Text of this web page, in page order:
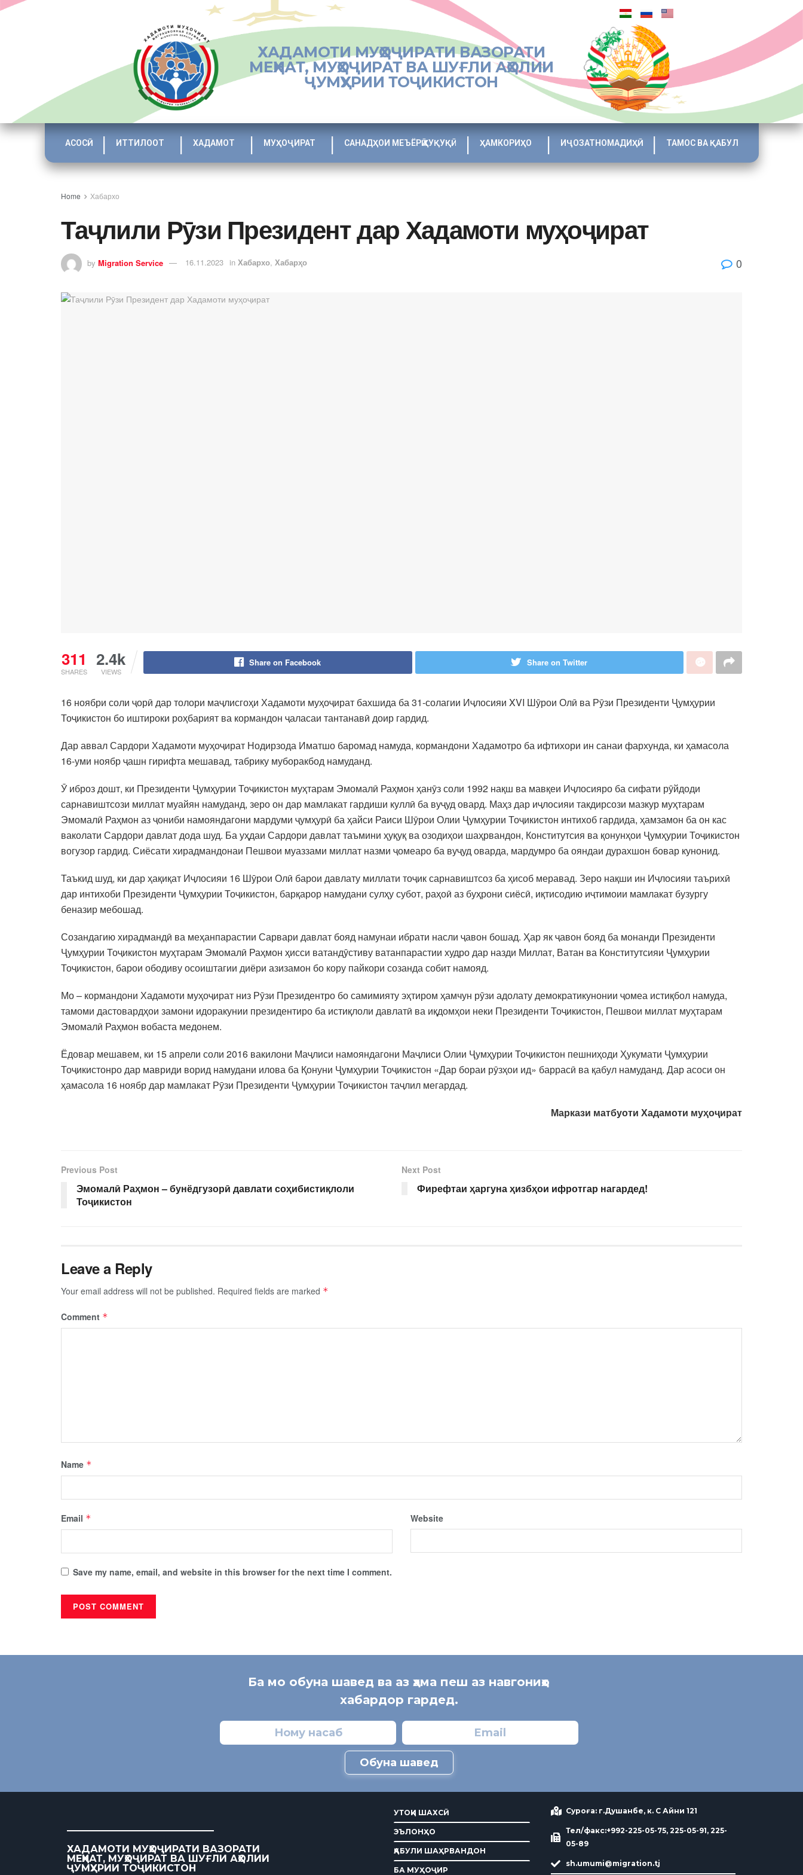
ХАДАМОТИ МУҲОҶИРАТИ ВАЗОРАТИ
МЕҲНАТ, МУҲОҶИРАТ ВА ШУҒЛИ АҲОЛИИ
ҶУМҲУРИИ ТОҶИКИСТОН
АСОСӢ ИТТИЛООТ ХАДАМОТ МУҲОҶИРАТ САНАДҲОИ МЕЪЁРӢ ҲУҚУҚӢ ҲАМКОРИҲО ИҶОЗАТНОМАДИҲӢ ТАМОС ВА ҚАБУЛ
Home Хабархо
Таҷлили Рӯзи Президент дар Хадамоти муҳоҷират
by Migration Service 16.11.2023 in Хабархо, Хабарҳо 0
311
SHARES
2.4k
VIEWS
Share on Facebook Share on Twitter
16 ноябри соли ҷорӣ дар толори маҷлисгоҳи Хадамоти муҳоҷират бахшида ба 31-солагии Иҷлосияи XVI Шӯрои Олӣ ва Рӯзи Президенти Ҷумҳурии
Тоҷикистон бо иштироки роҳбарият ва кормандон ҷаласаи тантанавӣ доир гардид.
Дар аввал Сардори Хадамоти муҳоҷират Нодирзода Иматшо баромад намуда, кормандони Хадамотро ба ифтихори ин санаи фархунда, ки ҳамасола
16-уми ноябр ҷашн гирифта мешавад, табрику муборакбод намуданд.
Ӯ иброз дошт, ки Президенти Ҷумҳурии Тоҷикистон муҳтарам Эмомалӣ Раҳмон ҳанӯз соли 1992 нақш ва мавқеи Иҷлосияро ба сифати рӯйдоди
сарнавиштсози миллат муайян намуданд, зеро он дар мамлакат гардиши куллӣ ба вуҷуд овард. Маҳз дар иҷлосияи такдирсози мазкур муҳтарам
Эмомалӣ Раҳмон аз ҷониби намояндагони мардуми ҷумҳурӣ ба ҳайси Раиси Шӯрои Олии Ҷумҳурии Тоҷикистон интихоб гардида, ҳамзамон ба он кас
ваколати Сардори давлат дода шуд. Ба уҳдаи Сардори давлат таъмини ҳуқуқ ва озодиҳои шаҳрвандон, Конститутсия ва қонунҳои Ҷумҳурии Тоҷикистон
вогузор гардид. Сиёсати хирадмандонаи Пешвои муаззами миллат назми ҷомеаро ба вуҷуд оварда, мардумро ба ояндаи дурахшон бовар кунонид.
Таъкид шуд, ки дар ҳақиқат Иҷлосияи 16 Шӯрои Олӣ барои давлату миллати тоҷик сарнавиштсоз ба ҳисоб меравад. Зеро нақши ин Иҷлосияи таърихӣ
дар интихоби Президенти Ҷумҳурии Тоҷикистон, барқарор намудани сулҳу субот, раҳоӣ аз буҳрони сиёсӣ, иқтисодию иҷтимоии мамлакат бузургу
беназир мебошад.
Созандагию хирадмандӣ ва меҳанпарастии Сарвари давлат бояд намунаи ибрати насли ҷавон бошад. Ҳар як ҷавон бояд ба монанди Президенти
Ҷумҳурии Тоҷикистон муҳтарам Эмомалӣ Раҳмон ҳисси ватандӯстиву ватанпарастии худро дар назди Миллат, Ватан ва Конститутсияи Ҷумҳурии
Тоҷикистон, барои ободиву осоиштагии диёри азизамон бо кору пайкори созанда собит намояд.
Мо – кормандони Хадамоти муҳоҷират низ Рӯзи Президентро бо самимияту эҳтиром ҳамчун рӯзи адолату демократикунонии ҷомеа истиқбол намуда,
тамоми дастовардҳои замони идоракунии президентиро ба истиқлоли давлатӣ ва иқдомҳои неки Президенти Тоҷикистон, Пешвои миллат муҳтарам
Эмомалӣ Раҳмон вобаста медонем.
Ёдовар мешавем, ки 15 апрели соли 2016 вакилони Маҷлиси намояндагони Маҷлиси Олии Ҷумҳурии Тоҷикистон пешниҳоди Ҳукумати Ҷумҳурии
Тоҷикистонро дар мавриди ворид намудани илова ба Қонуни Ҷумҳурии Тоҷикистон «Дар бораи рӯзҳои ид» баррасӣ ва қабул намуданд. Дар асоси он
ҳамасола 16 ноябр дар мамлакат Рӯзи Президенти Ҷумҳурии Тоҷикистон таҷлил мегардад.
Маркази матбуоти Хадамоти муҳоҷират
Previous Post
Эмомалӣ Раҳмон – бунёдгузорӣ давлати соҳибистиқлоли
Тоҷикистон
Next Post
Фирефтаи ҳаргуна ҳизбҳои ифротгар нагардед!
Leave a Reply
Your email address will not be published. Required fields are marked *
Comment *
Name *
Email * Website
Save my name, email, and website in this browser for the next time I comment.
Ба мо обуна шавед ва аз ҳама пеш аз навгониҳо
хабардор гардед.
Обуна шавед
ХАДАМОТИ МУҲОҶИРАТИ ВАЗОРАТИ
МЕҲНАТ, МУҲОҶИРАТ ВА ШУҒЛИ АҲОЛИИ
ҶУМҲУРИИ ТОҶИКИСТОН
УТОҚИ ШАХСӢ
ЭЪЛОНҲО
ҚАБУЛИ ШАҲРВАНДОН
БА МУҲОҶИР
Суроға: г.Душанбе, к. С Айни 121
Тел/факс:+992-225-05-75, 225-05-91, 225-
05-89
sh.umumi@migration.tj